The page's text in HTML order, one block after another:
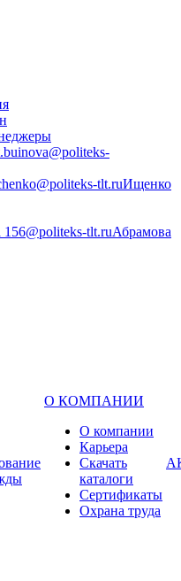
tlt.ruИщенко
156@politeks-tlt.ruАбрамова
О КОМПАНИИ
О компании
Карьера
Cкачать
каталоги
Сертификаты
Охрана труда